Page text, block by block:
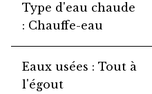
Type d'eau chaude
Chauffe-eau
Eaux usées
Tout à
l'égout